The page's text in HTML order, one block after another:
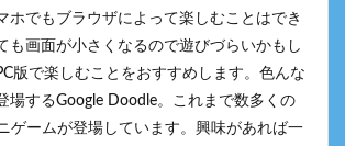
ホでもブラウザによって楽しむことはでき
も画面が小さくなるので遊びづらいかもし
版で楽しむことをおすすめします。色んな
場するGoogle Doodle。これまで数多くの
ゲームが登場しています。興味があれば一